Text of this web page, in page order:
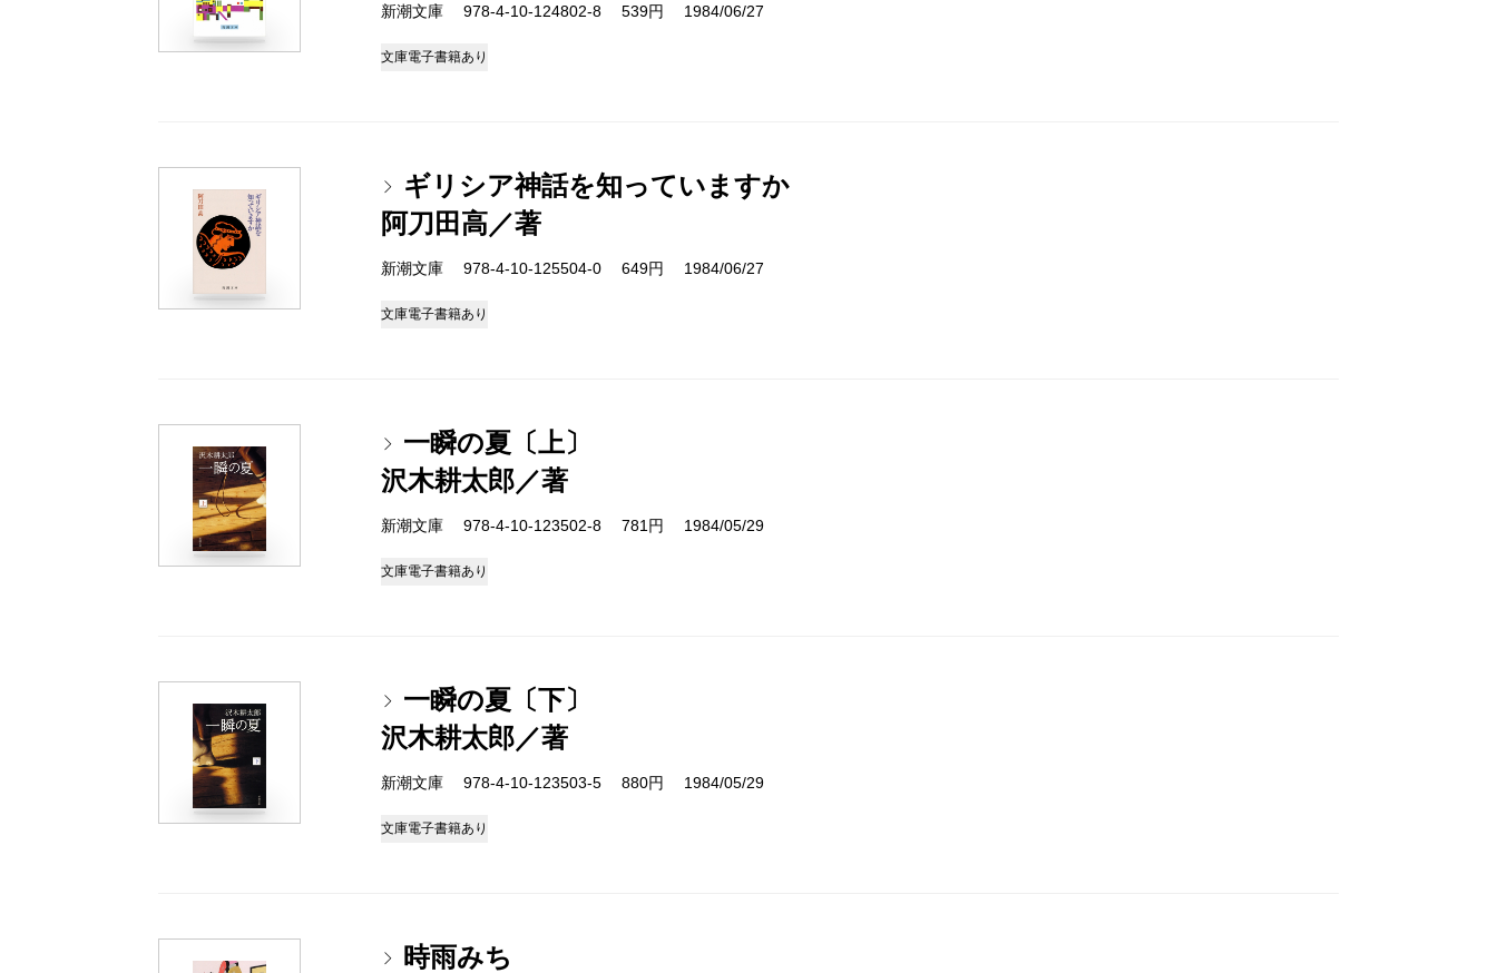
新潮文庫 978-4-10-124802-8 539円 1984/06/27
文庫電子書籍あり
ギリシア神話を知っていますか
阿刀田高／著
新潮文庫 978-4-10-125504-0 649円 1984/06/27
文庫電子書籍あり
一瞬の夏〔上〕
沢木耕太郎／著
新潮文庫 978-4-10-123502-8 781円 1984/05/29
文庫電子書籍あり
一瞬の夏〔下〕
沢木耕太郎／著
新潮文庫 978-4-10-123503-5 880円 1984/05/29
文庫電子書籍あり
時雨みち